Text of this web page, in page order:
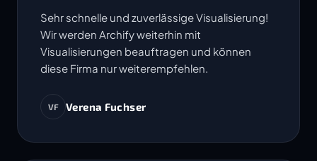
Sehr schnelle und zuverlässige Visualisierung!
Wir werden Archify weiterhin mit
Visualisierungen beauftragen und können
diese Firma nur weiterempfehlen.
VF Verena Fuchser